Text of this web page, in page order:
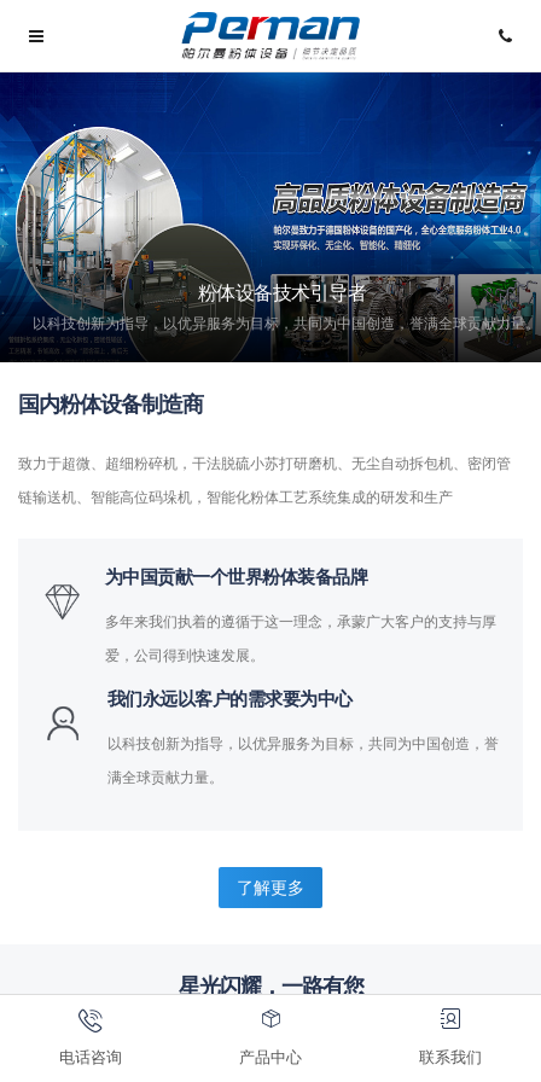
粉体设备技术引导者
以科技创新为指导，以优异服务为目标，共同为中国创造，誉满全球贡献力量。
国内粉体设备制造商
致力于超微、超细粉碎机，干法脱硫小苏打研磨机、无尘自动拆包机、密闭管
链输送机、智能高位码垛机，智能化粉体工艺系统集成的研发和生产
为中国贡献一个世界粉体装备品牌
多年来我们执着的遵循于这一理念，承蒙广大客户的支持与厚
爱，公司得到快速发展。
我们永远以客户的需求要为中心
以科技创新为指导，以优异服务为目标，共同为中国创造，誉
满全球贡献力量。
了解更多
星光闪耀，一路有您
电话咨询
产品中心 联系我们